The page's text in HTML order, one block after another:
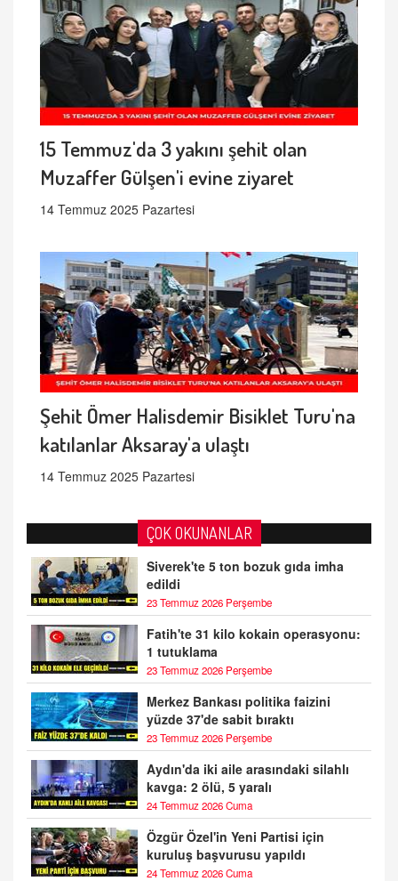
15 Temmuz'da 3 yakını şehit olan
Muzaffer Gülşen'i evine ziyaret
14 Temmuz 2025 Pazartesi
Şehit Ömer Halisdemir Bisiklet Turu'na
katılanlar Aksaray'a ulaştı
14 Temmuz 2025 Pazartesi
ÇOK OKUNANLAR
Siverek'te 5 ton bozuk gıda imha
edildi
23 Temmuz 2026 Perşembe
Fatih'te 31 kilo kokain operasyonu:
1 tutuklama
23 Temmuz 2026 Perşembe
Merkez Bankası politika faizini
yüzde 37'de sabit bıraktı
23 Temmuz 2026 Perşembe
Aydın'da iki aile arasındaki silahlı
kavga: 2 ölü, 5 yaralı
24 Temmuz 2026 Cuma
Özgür Özel'in Yeni Partisi için
kuruluş başvurusu yapıldı
24 Temmuz 2026 Cuma